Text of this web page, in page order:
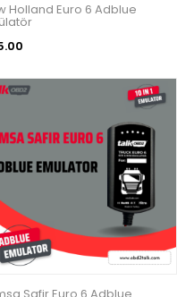
Holland Euro 6 Adblue
Safir Euro 6 Adblue